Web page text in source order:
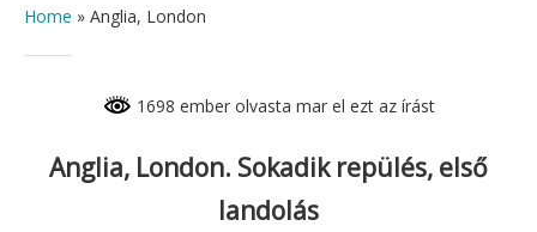
Home » Anglia, London
1698 ember olvasta mar el ezt az írást
Anglia, London. Sokadik repülés, első
landolás